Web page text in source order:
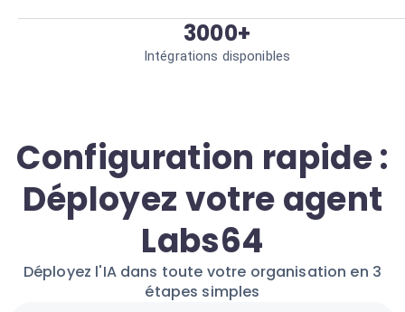
3000+
Intégrations disponibles
Configuration rapide :
Déployez votre agent
Labs64
Déployez l'IA dans toute votre organisation en 3
étapes simples